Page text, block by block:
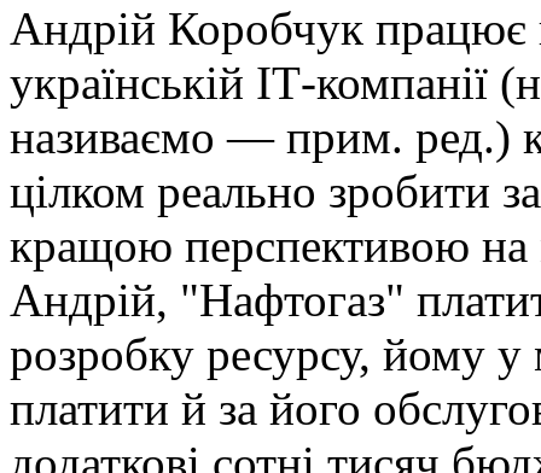
Андрій Коробчук працює
українській ІТ-компанії
називаємо — прим. ред.)
цілком реально зробити
кращою перспективою на
Андрій, "Нафтогаз"
розробку ресурсу, йому
платити й за його
додаткові сотні тисяч